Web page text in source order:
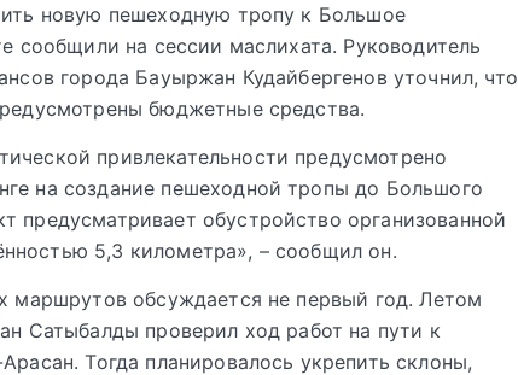
новую пешеходную тропу к Большое
сообщили на сессии маслихата. Руководитель
города Бауыржан Кудайбергенов уточнил, что
бюджетные средства.
привлекательности предусмотрено
на создание пешеходной тропы до Большого
предусматривает обустройство организованной
5,3 километра», – сообщил он.
маршрутов обсуждается не первый год. Летом
Сатыбалды проверил ход работ на пути к
Тогда планировалось укрепить склоны,